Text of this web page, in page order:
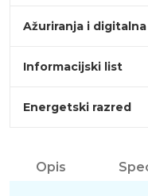
Ažuriranja i
Informacijski list
Energetski razred
Opis